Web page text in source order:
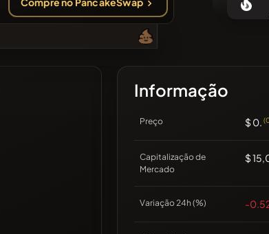
Artigo ❌Sem moedas recentes
Informação
Preço $ 0.
Capitalização de
Mercado
$
Variação 24h (%) -